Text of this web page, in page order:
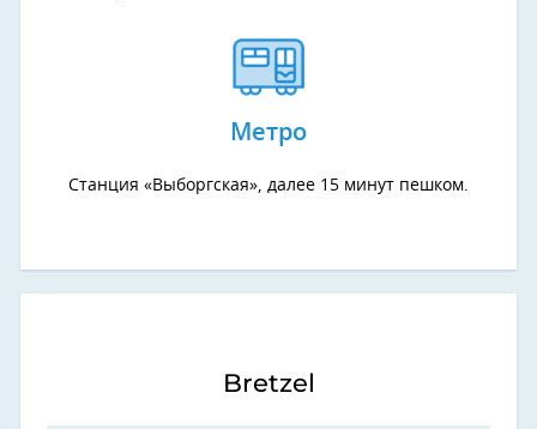
Метро
Станция «Выборгская», далее 15 минут пешком.
Bretzel